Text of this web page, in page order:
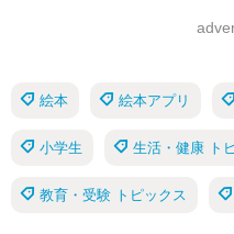
絵本 絵本アプリ
小学生 生活・健康 ト
教育・受験 トピックス